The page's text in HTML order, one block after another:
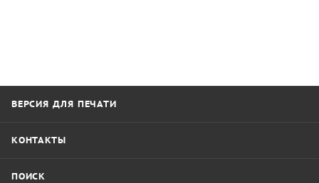
ВЕРСИЯ ДЛЯ ПЕЧАТИ
КОНТАКТЫ
ПОИСК